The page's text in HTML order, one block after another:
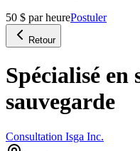
50 $ par heurePostuler
Retour
Spécialisé en
sauvegarde
Consultation Isga Inc.